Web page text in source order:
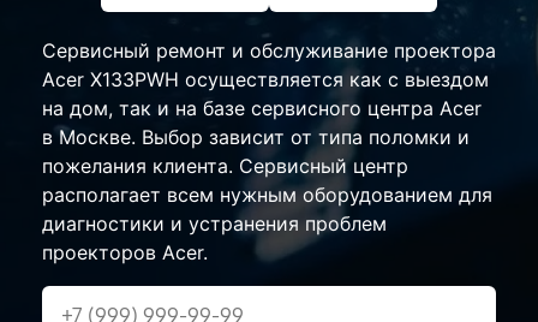
Сервисный ремонт и обслуживание проектора
Acer X133PWH осуществляется как с выездом
на дом, так и на базе сервисного центра Acer
в Москве. Выбор зависит от типа поломки и
пожелания клиента. Сервисный центр
располагает всем нужным оборудованием для
диагностики и устранения проблем
проекторов Acer.